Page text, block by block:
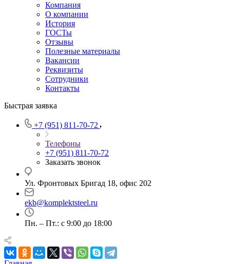
Компания
О компании
История
ГОСТы
Отзывы
Полезные материалы
Вакансии
Реквизиты
Сотрудники
Контакты
Быстрая заявка
+7 (951) 811-70-72
Телефоны
+7 (951) 811-70-72
Заказать звонок
Ул. Фронтовых Бригад 18, офис 202
ekb@komplektsteel.ru
Пн. – Пт.: с 9:00 до 18:00